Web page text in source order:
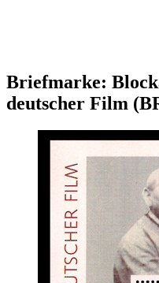
Briefmarke:
deutscher Film